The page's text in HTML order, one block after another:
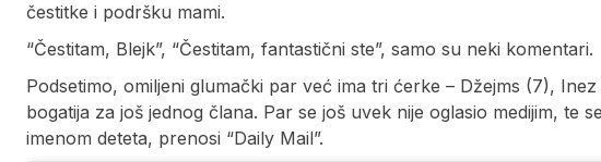
čestitke i podršku mami.
“Čestitam, Blejk”, “Čestitam, fantastični ste”, samo su neki komentari.
Podsetimo, omiljeni glumački par već ima tri ćerke – Džejms (7),
bogatija za još jednog člana. Par se još uvek nije oglasio medijim, te
imenom deteta, prenosi “Daily Mail”.